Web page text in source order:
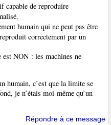
capable de reproduire
humain qui ne peut pas être
correctement par un
NON : les machines ne
humain, c’est que la limite se
je n’étais moi-même qu’un
Répondre à ce message